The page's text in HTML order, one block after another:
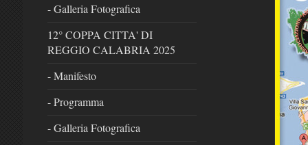
- Galleria Fotografica
12° COPPA CITTA' DI
REGGIO CALABRIA 2025
- Manifesto
- Programma
- Galleria Fotografica